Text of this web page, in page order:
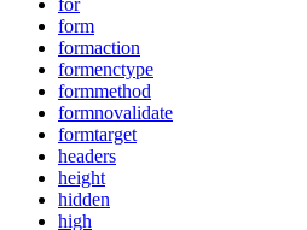
form
formaction
formenctype
formmethod
formnovalidate
formtarget
headers
height
hidden
high